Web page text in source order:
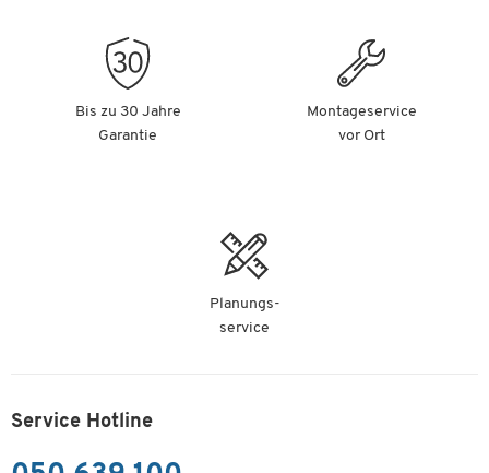
Bis zu 30 Jahre
Garantie
Montageservice
vor Ort
Planungs-
service
Service Hotline